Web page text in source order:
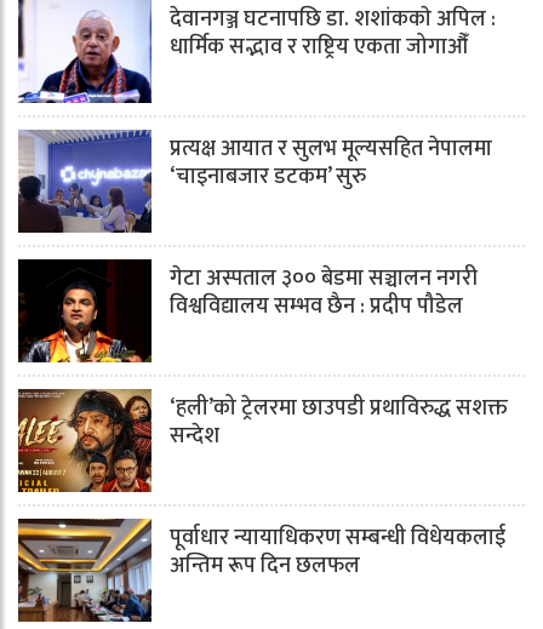
देवानगञ्ज घटनापछि डा. शशांककाे अपिल :
धार्मिक सद्भाव र राष्ट्रिय एकता जोगाऔँ
प्रत्यक्ष आयात र सुलभ मूल्यसहित नेपालमा
‘चाइनाबजार डटकम’ सुरु
गेटा अस्पताल ३०० बेडमा सञ्चालन नगरी
विश्वविद्यालय सम्भव छैन : प्रदीप पौडेल
‘हली’को ट्रेलरमा छाउपडी प्रथाविरुद्ध सशक्त
सन्देश
पूर्वाधार न्यायाधिकरण सम्बन्धी विधेयकलाई
अन्तिम रूप दिन छलफल